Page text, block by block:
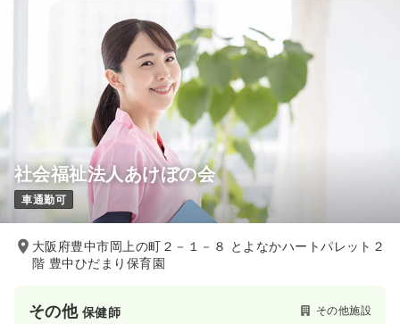
社会福祉法人あけぼの会
車通勤可
大阪府豊中市岡上の町２－１－８ とよなかハートパレット２
階 豊中ひだまり保育園
その他 保健師 その他施設